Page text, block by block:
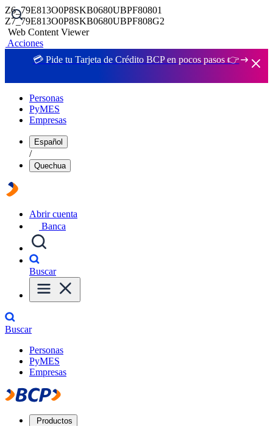
Z6_79E813O0P8SKB0680UBPF80801
Z7_79E813O0P8SKB0680UBPF808G2
Web Content Viewer
Acciones
💳 Pide tu Tarjeta de Crédito BCP en pocos pasos 👉
Personas
PyMES
Empresas
Español
/
Quechua
Abrir cuenta
Banca
Buscar
Buscar
Personas
PyMES
Empresas
Productos